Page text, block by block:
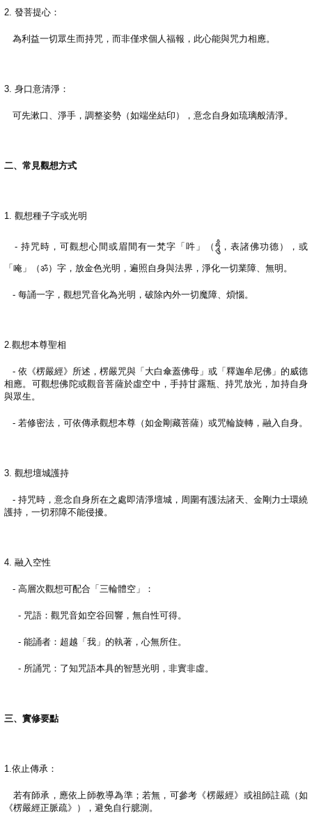
2. 發菩提心：
為利益一切眾生而持咒，而非僅求個人福報，此心能與咒力相應。
3. 身口意清淨：
可先漱口、淨手，調整姿勢（如端坐結印），意念自身如琉璃般清淨。
二、常見觀想方式
1. 觀想種子字或光明
- 持咒時，可觀想心間或眉間有一梵字「吽」（ཧཱུྃ ，表諸佛功德），或
「唵」（ॐ）字，放金色光明，遍照自身與法界，淨化一切業障、無明。
- 每誦一字，觀想咒音化為光明，破除內外一切魔障、煩惱。
2. 觀想本尊聖相
- 依《楞嚴經》所述，楞嚴咒與「大白傘蓋佛母」或「釋迦牟尼佛」的威德
相應。可觀想佛陀或觀音菩薩於虛空中，手持甘露瓶、持咒放光，加持自身
與眾生。
- 若修密法，可依傳承觀想本尊（如金剛藏菩薩）或咒輪旋轉，融入自身。
3. 觀想壇城護持
- 持咒時，意念自身所在之處即清淨壇城，周圍有護法諸天、金剛力士環繞
護持，一切邪障不能侵擾。
4. 融入空性
- 高層次觀想可配合「三輪體空」：
- 咒語：觀咒音如空谷回響，無自性可得。
- 能誦者：超越「我」的執著，心無所住。
- 所誦咒：了知咒語本具的智慧光明，非實非虛。
三、實修要點
1. 依止傳承：
若有師承，應依上師教導為準；若無，可參考《楞嚴經》或祖師註疏（如
《楞嚴經正脈疏》），避免自行臆測。